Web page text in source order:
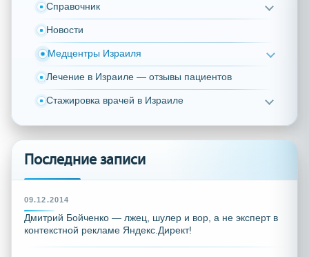
Справочник
Новости
Медцентры Израиля
Лечение в Израиле — отзывы пациентов
Стажировка врачей в Израиле
Последние записи
09.12.2014
Дмитрий Бойченко — лжец, шулер и вор, а не эксперт в
контекстной рекламе Яндекс.Директ!